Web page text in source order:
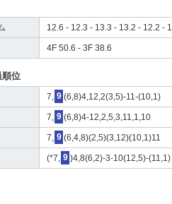
12.6 - 12.3 - 13.3 - 13.2 - 12.2 -
4F 50.6 - 3F 38.6
順位
7, 9 (6,8)4,12,2(3,5)-11-(10,1)
7, 9 (6,8)4-12,2,5,3,11,1,10
7, 9 (6,4,8)(2,5)(3,12)(10,1)11
(*7, 9 )4,8(6,2)-3-10(12,5)-(11,1)